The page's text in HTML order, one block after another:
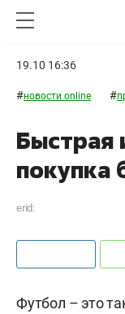
19.10 16:36
#новости online #
Быстрая
покупка
erid:
Футбол – это